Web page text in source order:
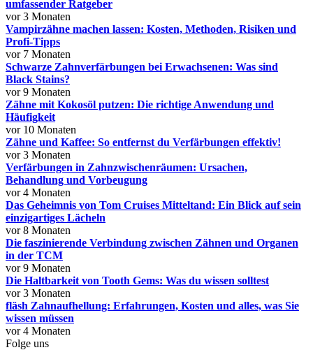
umfassender Ratgeber
vor 3 Monaten
Vampirzähne machen lassen: Kosten, Methoden, Risiken und
Profi-Tipps
vor 7 Monaten
Schwarze Zahnverfärbungen bei Erwachsenen: Was sind
Black Stains?
vor 9 Monaten
Zähne mit Kokosöl putzen: Die richtige Anwendung und
Häufigkeit
vor 10 Monaten
Zähne und Kaffee: So entfernst du Verfärbungen effektiv!
vor 3 Monaten
Verfärbungen in Zahnzwischenräumen: Ursachen,
Behandlung und Vorbeugung
vor 4 Monaten
Das Geheimnis von Tom Cruises Mitteltand: Ein Blick auf sein
einzigartiges Lächeln
vor 8 Monaten
Die faszinierende Verbindung zwischen Zähnen und Organen
in der TCM
vor 9 Monaten
Die Haltbarkeit von Tooth Gems: Was du wissen solltest
vor 3 Monaten
fläsh Zahnaufhellung: Erfahrungen, Kosten und alles, was Sie
wissen müssen
vor 4 Monaten
Folge uns